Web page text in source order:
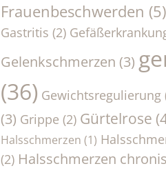
Frauenbeschwerden (5)
Gastritis (2)
Gelenkschmerzen (3)
(36) Gewichtsregulierung
(3) Grippe (2) Gürtelrose
Halsschmerzen (1)
(2) Halsschmerzen